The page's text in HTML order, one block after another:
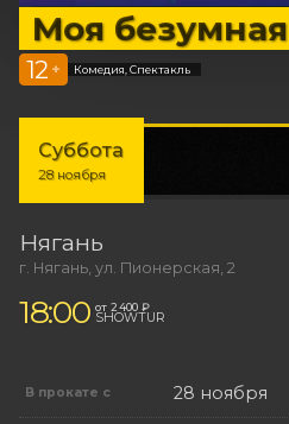
Моя
12 + Комедия, Спектакль
Суббота
28 ноября
Нягань
г. Нягань, ул. Пионерская, 2
18:00 от 2 400 ₽
SHOWTUR
В прокате с 28 ноября